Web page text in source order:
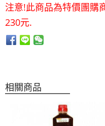
注意!此商品為特價團購
230元.
相關商品